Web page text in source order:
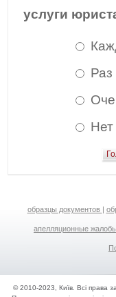
услуги
Нет
образцы документов
апелляционные жалобы
© 2010-2023, Київ. Всі права